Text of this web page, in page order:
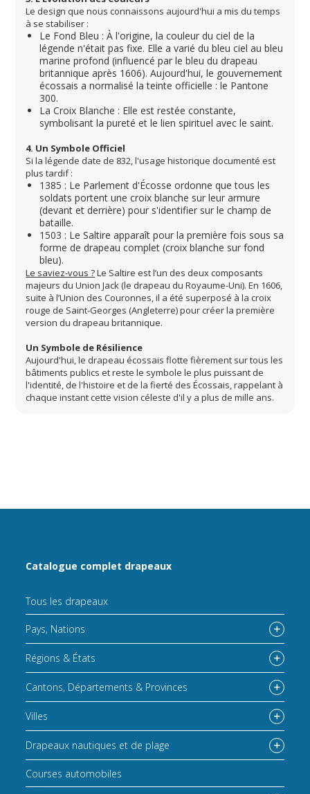
Le design que nous connaissons aujourd'hui a mis du temps
à se stabiliser :
Le Fond Bleu : À l'origine, la couleur du ciel de la
légende n'était pas fixe. Elle a varié du bleu ciel au bleu
marine profond (influencé par le bleu du drapeau
britannique après 1606). Aujourd'hui, le gouvernement
écossais a normalisé la teinte officielle : le Pantone
300.
La Croix Blanche : Elle est restée constante,
symbolisant la pureté et le lien spirituel avec le saint.
4. Un Symbole Officiel
Si la légende date de 832, l'usage historique documenté est
plus tardif :
1385 : Le Parlement d'Écosse ordonne que tous les
soldats portent une croix blanche sur leur armure
(devant et derrière) pour s'identifier sur le champ de
bataille.
1503 : Le Saltire apparaît pour la première fois sous sa
forme de drapeau complet (croix blanche sur fond
bleu).
Le saviez-vous ?Le Saltire est l’un des deux composants
majeurs du Union Jack (le drapeau du Royaume-Uni). En 1606,
suite à l’Union des Couronnes, il a été superposé à la croix
rouge de Saint-Georges (Angleterre) pour créer la première
version du drapeau britannique.
Un Symbole de Résilience
Aujourd'hui, le drapeau écossais flotte fièrement sur tous les
bâtiments publics et reste le symbole le plus puissant de
l'identité, de l'histoire et de la fierté des Écossais, rappelant à
chaque instant cette vision céleste d'il y a plus de mille ans.
Catalogue complet drapeaux
Tous les drapeaux
Pays, Nations
Régions & États
Cantons, Départements & Provinces
Villes
Drapeaux nautiques et de plage
Courses automobiles